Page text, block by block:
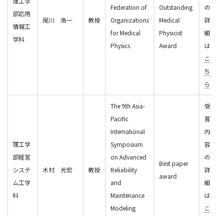
部応用
情報工
学科
尾川 浩一 教授
Federation of
Organizations
for Medical
Physics
Outstanding
Medical
Physicist
Award
の
詳
細
は
こ
ち
ら
理工学
部経営
システ
ム工学
科
木村 光宏 教授
The 9th Asia-
Pacific
International
Symposium
on Advanced
Reliability
and
Maintenance
Modeling
Best paper
award
受
賞
内
容
の
詳
細
は
こ